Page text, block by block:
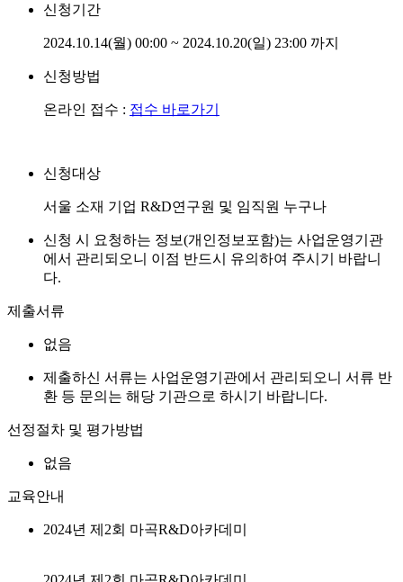
신청기간
2024.10.14(월) 00:00 ~ 2024.10.20(일) 23:00 까지
신청방법
온라인 접수 : 접수 바로가기
신청대상
서울 소재 기업 R&D연구원 및 임직원 누구나
신청 시 요청하는 정보(개인정보포함)는 사업운영기관
에서 관리되오니 이점 반드시 유의하여 주시기 바랍니
다.
제출서류
없음
제출하신 서류는 사업운영기관에서 관리되오니 서류 반
환 등 문의는 해당 기관으로 하시기 바랍니다.
선정절차 및 평가방법
없음
교육안내
2024년 제2회 마곡R&D아카데미